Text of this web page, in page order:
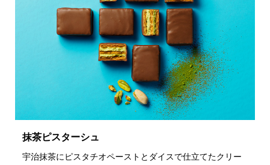
抹茶ピスターシュ
宇治抹茶にピスタチオペーストとダイスで仕立てたクリー